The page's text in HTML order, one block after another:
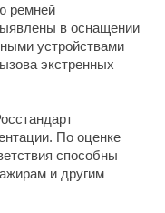
ремней
в оснащении
устройствами
экстренных
По оценке
способны
и другим